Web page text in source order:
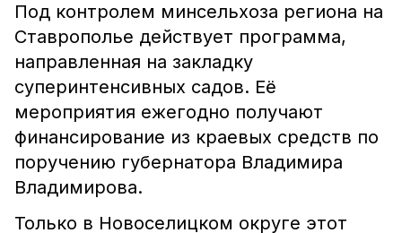
Под контролем минсельхоза региона на
Ставрополье действует программа,
направленная на закладку
суперинтенсивных садов. Её
мероприятия ежегодно получают
финансирование из краевых средств по
поручению губернатора Владимира
Владимирова.
Только в Новоселицком округе этот